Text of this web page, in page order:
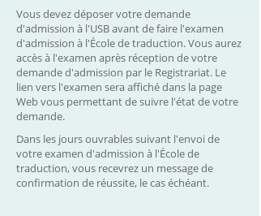
Vous devez déposer votre demande
d'admission à l'USB avant de faire l'examen
d'admission à l'École de traduction. Vous aurez
accès à l'examen après réception de votre
demande d'admission par le Registrariat. Le
lien vers l'examen sera affiché dans la page
Web vous permettant de suivre l'état de votre
demande.
Dans les jours ouvrables suivant l'envoi de
votre examen d'admission à l'École de
traduction, vous recevrez un message de
confirmation de réussite, le cas échéant.